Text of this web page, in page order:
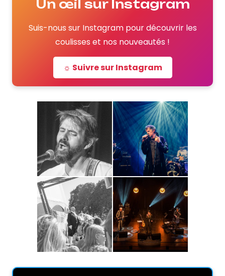
Un œil sur Instagram
Suis-nous sur Instagram pour découvrir les
coulisses et nos nouveautés !
☼ Suivre sur Instagram